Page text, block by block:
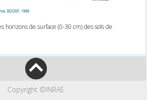
horizons de surface (0-30 cm) des sols de
Copyright ©INRAE